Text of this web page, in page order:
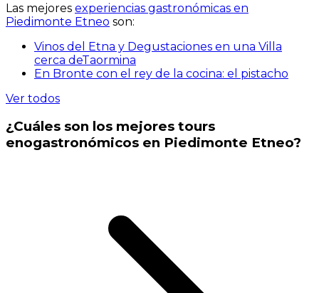
Las mejores experiencias gastronómicas en
Piedimonte Etneo son:
Vinos del Etna y Degustaciones en una Villa
cerca deTaormina
En Bronte con el rey de la cocina: el pistacho
Ver todos
¿Cuáles son los mejores tours
enogastronómicos en Piedimonte Etneo?